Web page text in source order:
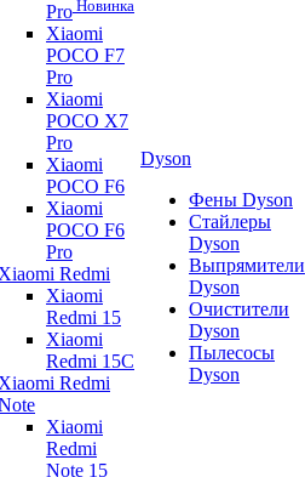
Pro Новинка
Xiaomi
POCO F7
Pro
Xiaomi
POCO X7
Pro
Xiaomi
POCO F6
Xiaomi
POCO F6
Pro
Xiaomi Redmi
Xiaomi
Redmi 15
Xiaomi
Redmi 15C
Xiaomi Redmi
Xiaomi
Redmi
Note 15
Dyson
Фены Dyson
Стайлеры
Dyson
Выпрямители
Dyson
Очистители
Dyson
Пылесосы
Dyson